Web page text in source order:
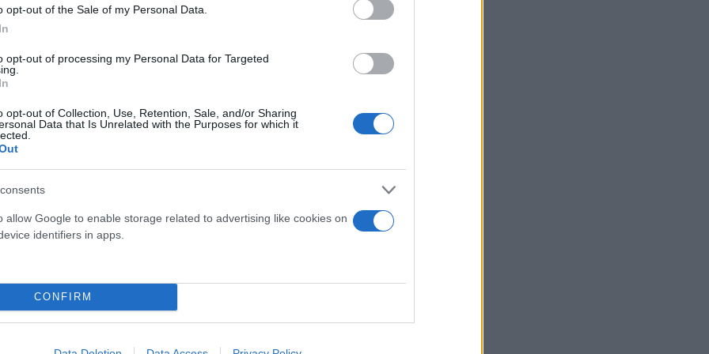
opt-out of the Sale of my Personal Data.
opt-out of processing my Personal Data for Targeted
opt-out of Collection, Use, Retention, Sale, and/or Sharing
Data that Is Unrelated with the Purposes for which it
allow Google to enable storage related to advertising like cookies on
identifiers in apps.
CONFIRM
τα δίνετε όλα, αυτό το πάθος είναι η παράδοσή μας, αυτό
οι καλύτεροι και αν παίζετε έτσι παίρνουμε το Πρωτάθλημα
100 χρόνια ένδοξης Ιστορίας
Flash.grστην αναζήτηση τηςGoogle
Ο Ιωαννίδης έσωσε τον βαθμό απέναντι σε δέκα